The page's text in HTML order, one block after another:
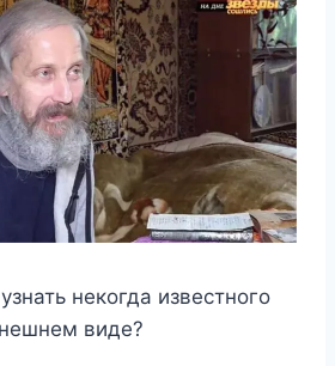
некогда известного
виде?